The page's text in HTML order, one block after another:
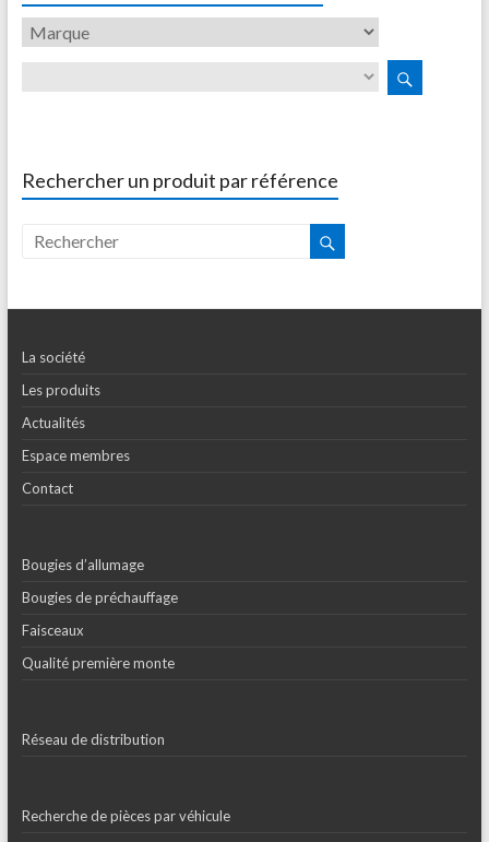
Rechercher un produit par référence
La société
Les produits
Actualités
Espace membres
Contact
Bougies d’allumage
Bougies de préchauffage
Faisceaux
Qualité première monte
Réseau de distribution
Recherche de pièces par véhicule